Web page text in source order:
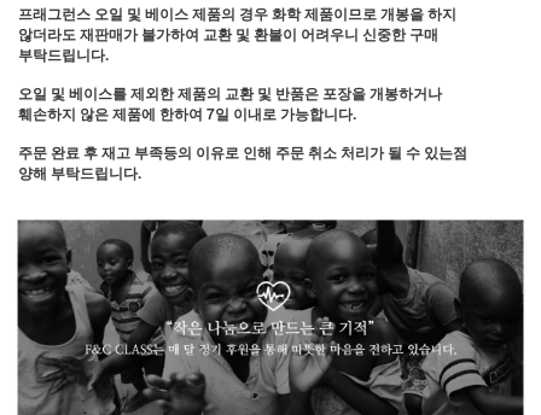
프래그런스 오일 및 베이스 제품의 경우 화학 제품이므로 개봉을 하지
않더라도 재판매가 불가하여 교환 및 환불이 어려우니 신중한 구매
부탁드립니다.
오일 및 베이스를 제외한 제품의 교환 및 반품은 포장을 개봉하거나
훼손하지 않은 제품에 한하여 7일 이내로 가능합니다.
주문 완료 후 재고 부족등의 이유로 인해 주문 취소 처리가 될 수 있는점
양해 부탁드립니다.